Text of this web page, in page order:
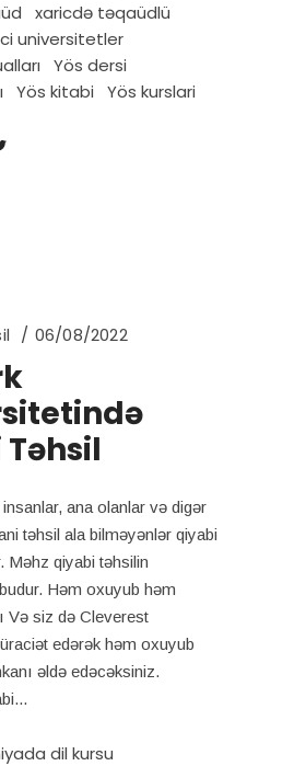
xaricdə təqaüdlü
universitetler
Yös dersi
Yös kitabi
Yös kurslari
06/08/2022
ana olanlar və digər
təhsil ala bilməyənlər qiyabi
Məhz qiyabi təhsilin
Həm oxuyub həm
Və siz də Cleverest
edərək həm oxuyub
əldə edəcəksiniz.
dil kursu